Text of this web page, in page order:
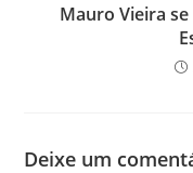
Mauro Vieira
Deixe um